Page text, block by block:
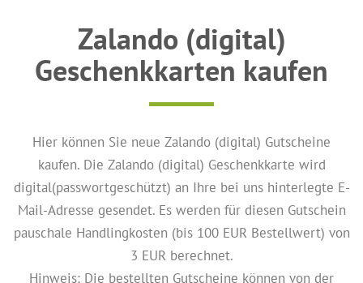
Zalando (digital)
Geschenkkarten kaufen
Hier können Sie neue Zalando (digital) Gutscheine
kaufen. Die Zalando (digital) Geschenkkarte wird
digital(passwortgeschützt) an Ihre bei uns hinterlegte E-
Mail-Adresse gesendet. Es werden für diesen Gutschein
pauschale Handlingkosten (bis 100 EUR Bestellwert) von
3 EUR berechnet.
Hinweis: Die bestellten Gutscheine können von der